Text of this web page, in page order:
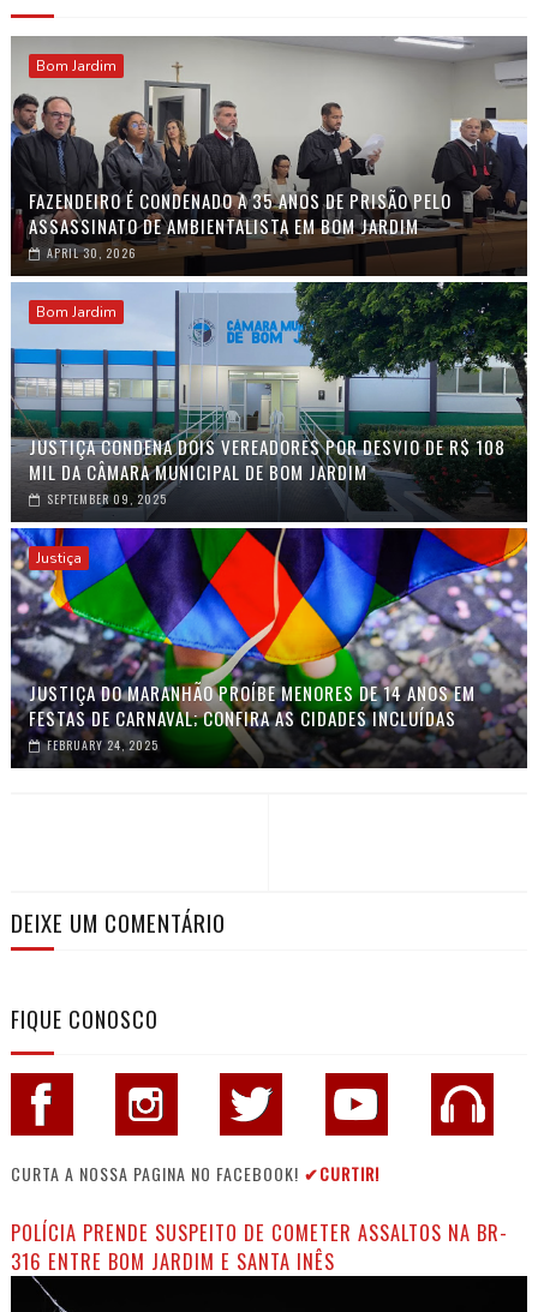
Bom Jardim
FAZENDEIRO É CONDENADO A 35 ANOS DE PRISÃO PELO
ASSASSINATO DE AMBIENTALISTA EM BOM JARDIM
APRIL 30, 2026
Bom Jardim
JUSTIÇA CONDENA DOIS VEREADORES POR DESVIO DE R$ 108
MIL DA CÂMARA MUNICIPAL DE BOM JARDIM
SEPTEMBER 09, 2025
Justiça
JUSTIÇA DO MARANHÃO PROÍBE MENORES DE 14 ANOS EM
FESTAS DE CARNAVAL; CONFIRA AS CIDADES INCLUÍDAS
FEBRUARY 24, 2025
DEIXE UM COMENTÁRIO
FIQUE CONOSCO
CURTA A NOSSA PAGINA NO FACEBOOK! ✔CURTIR!
POLÍCIA PRENDE SUSPEITO DE COMETER ASSALTOS NA BR-
316 ENTRE BOM JARDIM E SANTA INÊS